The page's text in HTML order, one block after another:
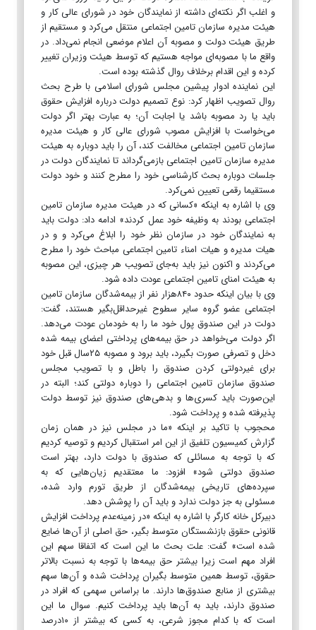
و اغلب اگر نکته‌ای داشته از نمایندگان خود در شورای عالی کار و
هیئت مدیره سازمان تامین اجتماعی منتقل می‌کرد و مستقیم از
طریق هیئت دولت و مصوبه آن اعلام موضعی انجام نمی‌داد. در
واقع ما با مصوبه‌ای مواجه هستیم که توسط هیئت وزیران تغییر
کرده و این اقدام برخلاف روال گذشته بوده است.
این نماینده ادوار پیشین مجلس شورای اسلامی با طرح بحث
روال تصویب اظهار کرد: نوع تصمیم دولت درباره افزایش حقوق
باید یا رد مصوبه باشد یا اجابت آن؛ به عبارت بهتر اگر دولت
می‌خواست با افزایش مصوب شورای عالی کار و هیئت مدیره
سازمان تامین اجتماعی مخالفت کند، آن را باید دوباره به هیئت
مدیره سازمان تامین اجتماعی بازمی‌گرداند تا نمایندگان دولت در
جلسات دوباره بحث کارشناسی خود را مطرح کنند و خود دولت
مستقیما رقمی تعیین نمی‌کرد.
وی با اشاره به اینکه «کسانی که در هیئت مدیره سازمان تامین
اجتماعی بودند به وظیفه خود عمل کردند» ادامه داد: دولت باید
به نمایندگان خود در سازمان نظر خود را ابلاغ می‌کرد و و در
هیات مدیره و هیات امناء تامین اجتماعی مباحث خود را مطرح
می‌کردند و اکنون نیز باید به‌جای تصویب هر چیزی، این مصوبه
به هیئت امنای تامین اجتماعی عودت داده شود.
وی با بیان اینکه حدود ۸۴۰هزار نفر از بیمه‌شدگان سازمان تامین
اجتماعی عضو گروه سایر سطوح غیرحداقل‌بگیر هستند، گفت:
دولت در این صندوق پول خود ما را به خودمان عودت می‌دهد.
اگر دولت می‌خواهد در حق بیمه‌های پرداختی اعضای بیمه شده
دخل و تصرفی صورت بگیرد، باید برود و مصوبه ۲۵سال قبل خود
برای غیردولتی کردن صندوق را باطل و با تصویب مجلس
صندوق سازمان تامین اجتماعی را دوباره دولتی کند؛ البته در
این‌صورت باید کسری‌ها و بدهی‌های صندوق نیز توسط دولت
پذیرفته شده و پرداخت شود.
محجوب با تاکید بر اینکه «ما در مجلس نیز در همان زمان
گزارش کمیسیون تلفیق از این امر استقبال کردیم و توصیه کردیم
که با توجه به مسائلی که صندوق با دولت دارد، بهتر است
صندوق دولتی شود» افزود: ما معتقدیم زیان‌هایی که به
سپرده‌های تاریخی بیمه‌شدگان از طریق تورم وارد شده،
مسئولی به جز دولت ندارد و باید آن را پوشش دهد.
دبیرکل خانه کارگر با اشاره به اینکه «در زمینه‌عدم پرداخت افزایش
قانونی حقوق بازنشستگان متوسط بگیر، حق اصلی از آن‌ها ضایع
شده است» گفت: علت بحث ما این است که اتفاقا سهم این
افراد مهم است زیرا بیشتر حق بیمه‌ها با توجه به نسبت بالاتر
حقوق، توسط همین متوسط بگیران پرداخت شده و آن‌ها سهم
بیشتری از منابع صندوق‌ها دارند. ما براساس سهمی که افراد در
صندوق دارند، باید به آن‌ها باید پرداخت کنیم. سوال ما این
است که با کدام مجوز شرعی، به کسی که بیشتر از ۱۰درصد